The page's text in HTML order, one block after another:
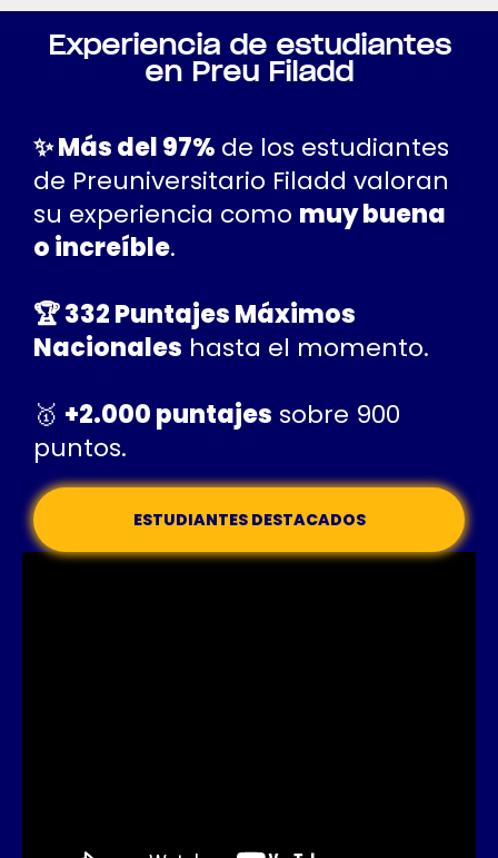
Experiencia de estudiantes
en Preu Filadd
✨ Más del 97% de los estudiantes
de Preuniversitario Filadd valoran
su experiencia como muy buena
o increíble.
🏆 332 Puntajes Máximos
Nacionales hasta el momento.
🥇‍ +2.000 puntajes sobre 900
puntos.
ESTUDIANTES DESTACADOS